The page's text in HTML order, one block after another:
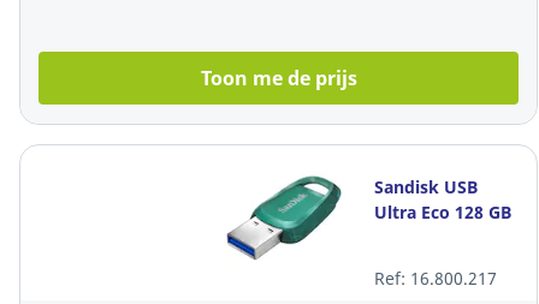
Toon me de prijs
Sandisk USB
Ultra Eco 128 GB
Ref: 16.800.217